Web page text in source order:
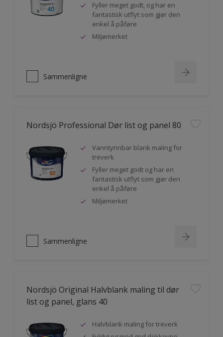
Fyller meget godt, og har en
fantastisk utflyt som gjør den
enkel å påføre
Miljømerket
Sammenligne
Nordsjö Professional Dør list og panel 80
Vanntynnbar blank maling for
treverk
Fyller meget godt og har en
fantastisk utflyt som gjør den
enkel å påføre
Miljømerket
Sammenligne
Nordsjö Original Halvblank maling til dør
list og panel, glans 40
Halvblank maling for treverk